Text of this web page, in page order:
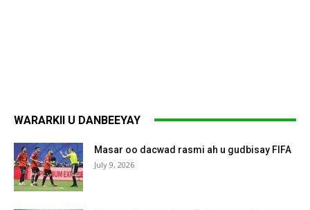
WARARKII U DANBEEYAY
Masar oo dacwad rasmi ah u gudbisay FIFA
July 9, 2026